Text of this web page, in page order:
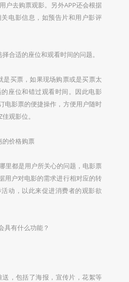
户去购票观影。另外APP还会根据
电影信息，如预告片和用户影评
合适的座位和观看时间的问题。
是买票，如果现场购票或是买票太
座位和错过观看时间。因此电影
电影票的便捷操作，方便用户随时
观影位。
的价格购票
里都是用户所关心的问题，电影票
用户对电影的需求进行相对应的转
动，以此来促进消费者的观影欲
具有什么功能？
，包括了海报，宣传片，花絮等